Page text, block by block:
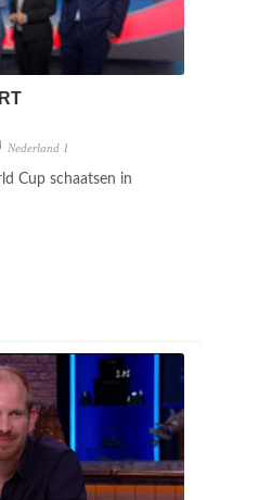
Nederland 1
Cup schaatsen in